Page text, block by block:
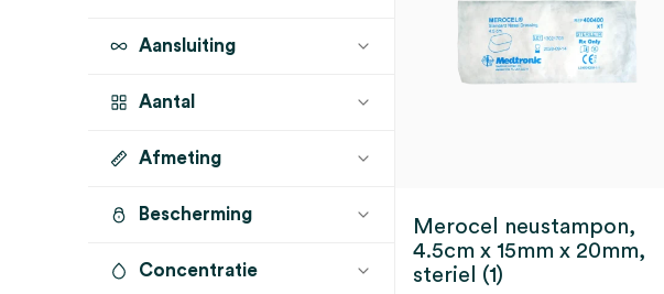
Aansluiting
Aantal
1 stuk (1)
Afmeting
4.5cm x 15mm x 20mm
Bescherming
Concentratie
Merocel neustampon,
4.5cm x 15mm x 20mm,
steriel (1)